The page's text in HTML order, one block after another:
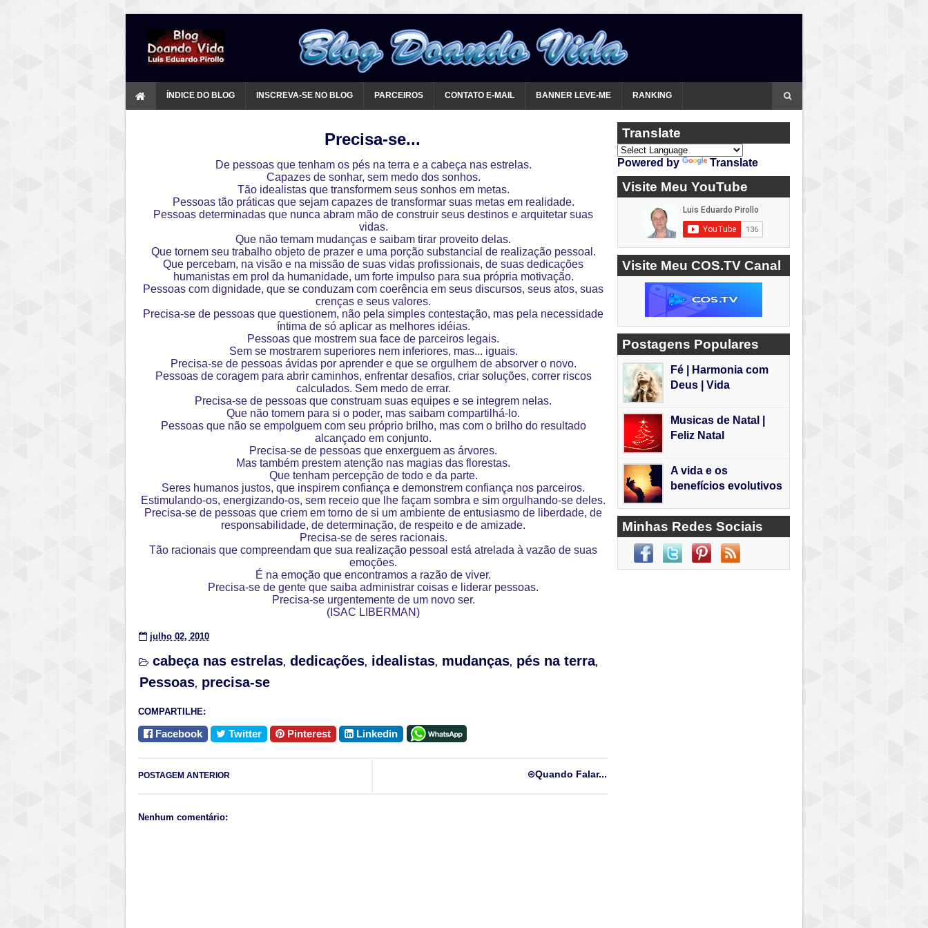
ÍNDICE DO BLOG INSCREVA-SE NO BLOG PARCEIROS CONTATO E-MAIL BANNER LEVE-ME RANKING
Precisa-se...
De pessoas que tenham os pés na terra e a cabeça nas estrelas.
Capazes de sonhar, sem medo dos sonhos.
Tão idealistas que transformem seus sonhos em metas.
Pessoas tão práticas que sejam capazes de transformar suas metas em realidade.
Pessoas determinadas que nunca abram mão de construir seus destinos e arquitetar suas
vidas.
Que não temam mudanças e saibam tirar proveito delas.
Que tornem seu trabalho objeto de prazer e uma porção substancial de realização pessoal.
Que percebam, na visão e na missão de suas vidas profissionais, de suas dedicações
humanistas em prol da humanidade, um forte impulso para sua própria motivação.
Pessoas com dignidade, que se conduzam com coerência em seus discursos, seus atos, suas
crenças e seus valores.
Precisa-se de pessoas que questionem, não pela simples contestação, mas pela necessidade
íntima de só aplicar as melhores idéias.
Pessoas que mostrem sua face de parceiros legais.
Sem se mostrarem superiores nem inferiores, mas... iguais.
Precisa-se de pessoas ávidas por aprender e que se orgulhem de absorver o novo.
Pessoas de coragem para abrir caminhos, enfrentar desafios, criar soluções, correr riscos
calculados. Sem medo de errar.
Precisa-se de pessoas que construam suas equipes e se integrem nelas.
Que não tomem para si o poder, mas saibam compartilhá-lo.
Pessoas que não se empolguem com seu próprio brilho, mas com o brilho do resultado
alcançado em conjunto.
Precisa-se de pessoas que enxerguem as árvores.
Mas também prestem atenção nas magias das florestas.
Que tenham percepção de todo e da parte.
Seres humanos justos, que inspirem confiança e demonstrem confiança nos parceiros.
Estimulando-os, energizando-os, sem receio que lhe façam sombra e sim orgulhando-se deles.
Precisa-se de pessoas que criem em torno de si um ambiente de entusiasmo de liberdade, de
responsabilidade, de determinação, de respeito e de amizade.
Precisa-se de seres racionais.
Tão racionais que compreendam que sua realização pessoal está atrelada à vazão de suas
emoções.
É na emoção que encontramos a razão de viver.
Precisa-se de gente que saiba administrar coisas e liderar pessoas.
Precisa-se urgentemente de um novo ser.
(ISAC LIBERMAN)
julho 02, 2010
cabeça nas estrelas, dedicações, idealistas, mudanças, pés na terra,
Pessoas, precisa-se
COMPARTILHE:
Facebook Twitter Pinterest Linkedin
Quando Falar...
POSTAGEM ANTERIOR
Nenhum comentário:
Translate
Powered by Translate
Visite Meu YouTube
Visite Meu COS.TV Canal
Postagens Populares
Fé | Harmonia com
Deus | Vida
Musicas de Natal |
Feliz Natal
A vida e os
benefícios evolutivos
Minhas Redes Sociais